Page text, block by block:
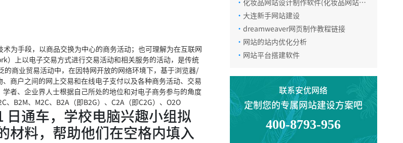
为手段，以商品交换为中心的商务活动；也可理解为在互联网
上以电子交易方式进行交易活动和相关服务的活动，是传统
商业贸易活动中，在因特网开放的网络环境下，基于浏览器/
商户之间的网上交易和在线电子支付以及各种商务活动、交易
者、企业界人士根据自己所处的地位和对电子商务参与的角度
B2M、M2C、B2A（即B2G）、C2A（即C2G）、O2O
通车，学校电脑兴趣小组拟
材料，帮助他们在空格内填入
· 化妆品网站设计制作软件(化妆品网站的
设计与实现)
· 大连新手网站建设
· dreamweaver网页制作教程链接
· 网站的站内优化分析
· 网站平台搭建软件
联系安优网络
定制您的专属网站建设方案吧
400-8793-956
返回顶部